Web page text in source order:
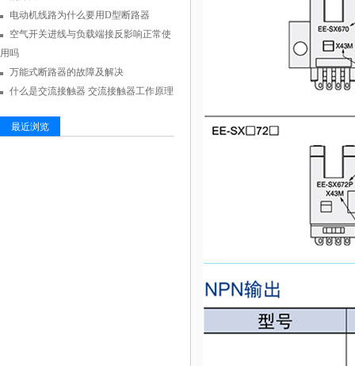
电动机线路为什么要用D型断路器
空气开关进线与负载端接反影响正常使
用吗
万能式断路器的故障及解决
什么是交流接触器 交流接触器工作原理
最近浏览